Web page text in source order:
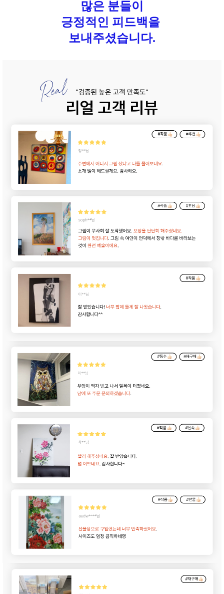
많은 분들이
긍정적인 피드백을
보내주셨습니다.